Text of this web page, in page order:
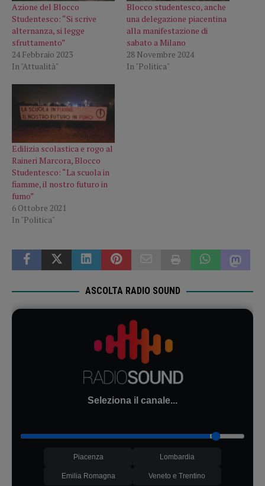
Azione del Blocco
Studentesco: “Si scrive
alternanza, si legge
sfruttamento”
24 Febbraio 2023
In "Attualità"
Blocco studentesco, anche
una delegazione piacentina
alla manifestazione di
sabato a Milano
28 Novembre 2024
In "Politica"
Edilizia scolastica e rogo al
Raineri Marcora, Blocco
Studentesco: “La scuola in
fiamme, il nostro futuro in
fumo”
6 Ottobre 2021
In "Politica"
ASCOLTA RADIO SOUND
Seleziona il canale...
Piacenza Lombardia
Emilia Romagna Veneto e Trentino